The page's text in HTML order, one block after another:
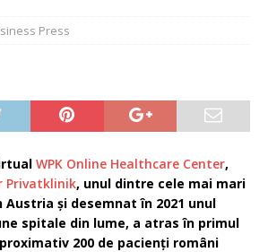
Press
WPK Online Healthcare Center,
Privatklinik, unul dintre cele mai mari
și desemnat în 2021 unul
spitale din lume, a atras în primul
200 de pacienţi români